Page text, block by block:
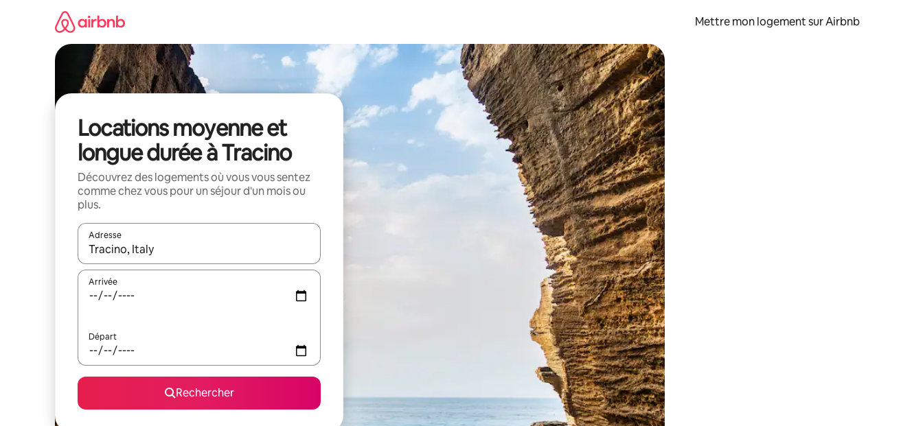
Mettre mon logement sur Airbnb
Locations moyenne et
longue durée à Tracino
Découvrez des logements où vous vous sentez
comme chez vous pour un séjour d'un mois ou
plus.
Adresse
Lorsque les résultats s'affichent, utilisez les flèches vers le haut et vers le bas pour les parcourir ou en appuyant et en faisant glisser.
Arrivée
Départ
Rechercher